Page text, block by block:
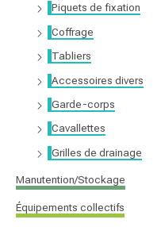
Piquets de fixation
Coffrage
Tabliers
Accessoires divers
Garde-corps
Cavallettes
Grilles de drainage
Manutention/Stockage
Équipements collectifs